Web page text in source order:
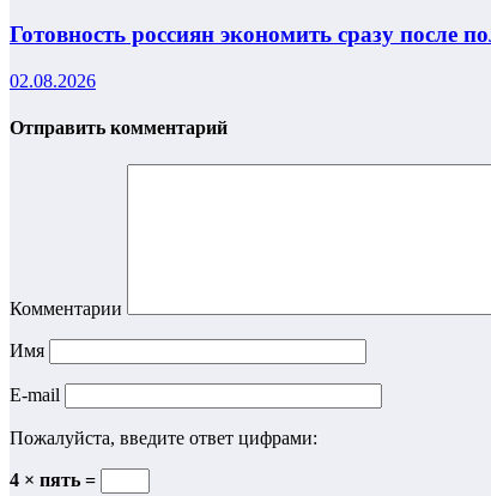
Готовность россиян экономить сразу после
02.08.2026
Отправить комментарий
Комментарии
Имя
E-mail
Пожалуйста, введите ответ цифрами:
4 × пять =